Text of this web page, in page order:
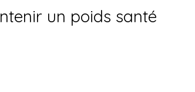
un poids santé